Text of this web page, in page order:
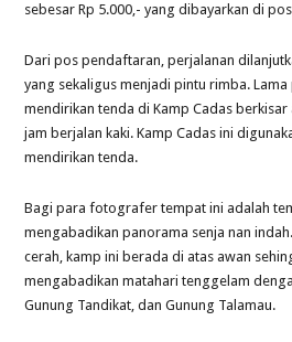
sebesar Rp 5.000,- yang dibayarkan di
Dari pos pendaftaran, perjalanan
yang sekaligus menjadi pintu rimba.
mendirikan tenda di Kamp Cadas
jam berjalan kaki. Kamp Cadas ini
mendirikan tenda.
Bagi para fotografer tempat ini adalah
mengabadikan panorama senja nan
cerah, kamp ini berada di atas awan
mengabadikan matahari tenggelam
Gunung Tandikat, dan Gunung Talamau.